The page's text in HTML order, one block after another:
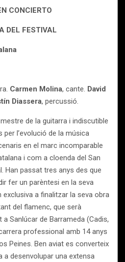
CONCIERTO
DEL FESTIVAL
Carmen Molina, cante. David
Diassera, percussió.
de la guitarra i indiscutible
l’evolució de la música
en el marc incomparable
i com a cloenda del San
Han passat tres anys des que
fer un parèntesi en la seva
a finalitzar la seva obra
del flamenc, que serà
a Sanlúcar de Barrameda (Cadis,
professional amb 14 anys
Peines. Ben aviat es converteix
desenvolupar una extensa